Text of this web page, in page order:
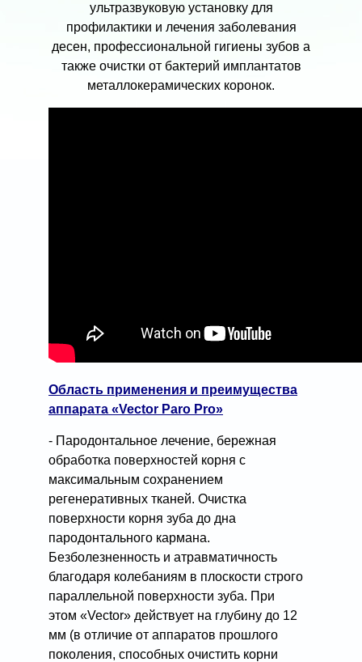
ультразвуковую установку для
профилактики и лечения заболевания
десен, профессиональной гигиены зубов а
также очистки от бактерий имплантатов
металлокерамических коронок.
Область применения и преимущества
аппарата «Vector Paro Pro»
- Пародонтальное лечение, бережная
обработка поверхностей корня с
максимальным сохранением
регенеративных тканей. Очистка
поверхности корня зуба до дна
пародонтального кармана.
Безболезненность и атравматичность
благодаря колебаниям в плоскости строго
параллельной поверхности зуба. При
этом «Vector» действует на глубину до 12
мм (в отличие от аппаратов прошлого
поколения, способных очистить корни